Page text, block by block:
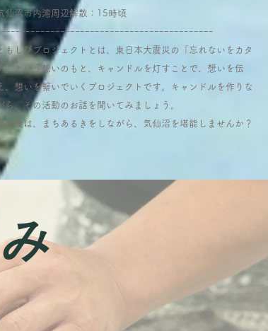
仙沼市内湾周辺解散：15時頃
ｰｰｰｰｰｰｰｰｰｰｰｰｰｰｰｰｰｰｰｰｰｰｰｰｰｰｰｰｰｰｰｰｰｰｰｰｰｰｰｰｰｰｰ
ともしびプロジェクトとは、東日本大震災の「忘れないをカタ
」という想いのもと、キャンドルを灯すことで、想いを伝
、想いを繋いでいくプロジェクトです。キャンドルを作りな
ら、その活動のお話を聞いてみましょう。
​昼食後は、まちあるきをしながら、気仙沼を堪能しませんか？